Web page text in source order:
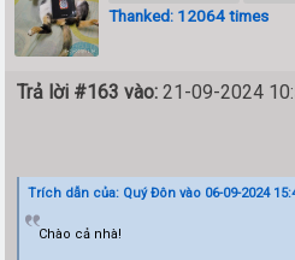
Thanked: 12064 times
Trả lời #163 vào: 21-09-2024
Trích dẫn của: Quý Đôn vào 06-09-2024
Chào cả nhà!